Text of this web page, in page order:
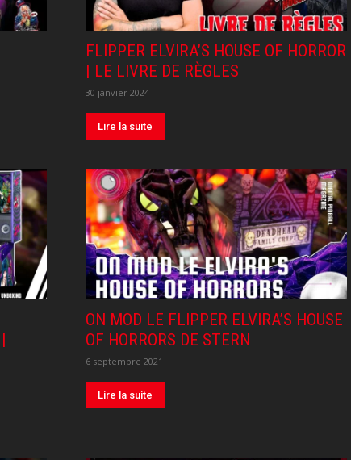
FLIPPER ELVIRA’S HOUSE OF HORROR
| LE LIVRE DE RÈGLES
30 janvier 2024
Lire la suite
ON MOD LE FLIPPER ELVIRA’S HOUSE
OF HORRORS DE STERN
6 septembre 2021
Lire la suite